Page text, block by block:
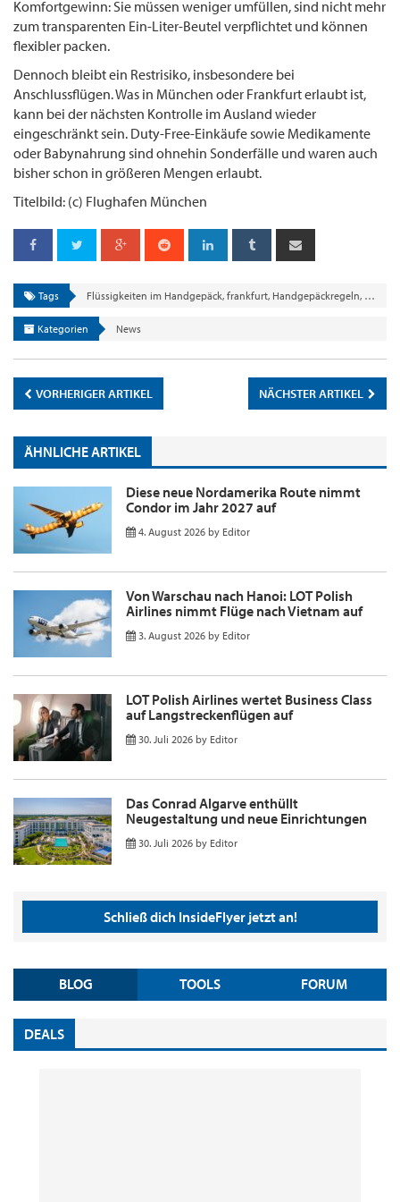
Komfortgewinn: Sie müssen weniger umfüllen, sind nicht mehr
zum transparenten Ein-Liter-Beutel verpflichtet und können
flexibler packen.
Dennoch bleibt ein Restrisiko, insbesondere bei
Anschlussflügen. Was in München oder Frankfurt erlaubt ist,
kann bei der nächsten Kontrolle im Ausland wieder
eingeschränkt sein. Duty-Free-Einkäufe sowie Medikamente
oder Babynahrung sind ohnehin Sonderfälle und waren auch
bisher schon in größeren Mengen erlaubt.
Titelbild: (c) Flughafen München
Tags Flüssigkeiten im Handgepäck, frankfurt, Handgepäckregeln,
Kategorien News
VORHERIGER ARTIKEL NÄCHSTER ARTIKEL
ÄHNLICHE ARTIKEL
Diese neue Nordamerika Route nimmt
Condor im Jahr 2027 auf
4. August 2026 by Editor
Von Warschau nach Hanoi: LOT Polish
Airlines nimmt Flüge nach Vietnam auf
3. August 2026 by Editor
LOT Polish Airlines wertet Business Class
auf Langstreckenflügen auf
30. Juli 2026 by Editor
Das Conrad Algarve enthüllt
Neugestaltung und neue Einrichtungen
30. Juli 2026 by Editor
Schließ dich InsideFlyer jetzt an!
BLOG TOOLS FORUM
DEALS